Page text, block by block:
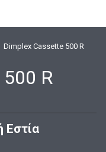
Dimplex Cassette 500 R
R
Εστία